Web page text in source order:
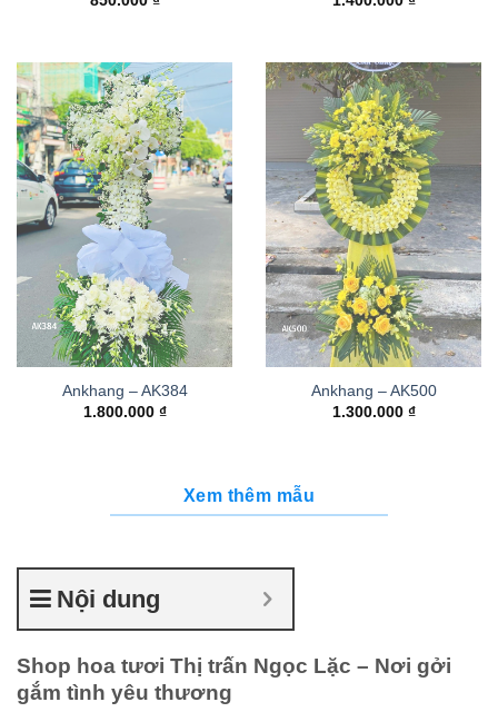
Ankhang – AK384
1.800.000 ₫
Ankhang – AK500
1.300.000 ₫
Xem thêm mẫu
Nội dung
Shop hoa tươi Thị trấn Ngọc Lặc – Nơi gởi
gắm tình yêu thương